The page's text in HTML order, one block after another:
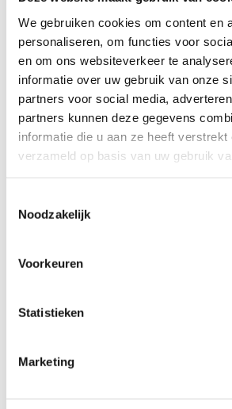
We gebruiken cookies om content en
personaliseren, om functies voor
en om ons websiteverkeer te
informatie over uw gebruik van onze
partners voor social media,
partners kunnen deze gegevens
informatie die u aan ze heeft verstrekt
verzameld op basis van uw gebruik
Noodzakelijk
Voorkeuren
Statistieken
Marketing
HALF RACK
ATHLETIC PERFORMANCE